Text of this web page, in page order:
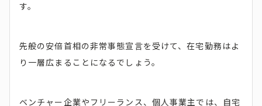
す。
先般の安倍首相の非常事態宣言を受けて、在宅勤務はよ
り一層広まることになるでしょう。
ベンチャー企業やフリーランス、個人事業主では、自宅